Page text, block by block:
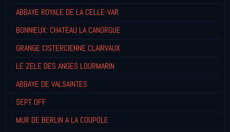
ABBAYE ROYALE DE LA CELLE-VAR
BONNIEUX: CHATEAU LA CANORGUE
GRANGE CISTERCIENNE CLAIRVAUX
LE ZELE DES ANGES LOURMARIN
ABBAYE DE VALSAINTES
SEPT OFF
MUR DE BERLIN A LA COUPOLE